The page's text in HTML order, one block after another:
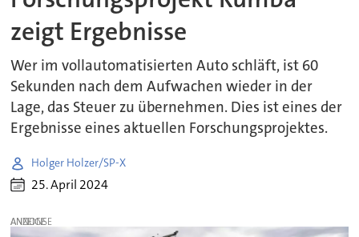
zeigt Ergebnisse
Wer im vollautomatisierten Auto schläft, ist 60
Sekunden nach dem Aufwachen wieder in der
Lage, das Steuer zu übernehmen. Dies ist eines der
Ergebnisse eines aktuellen Forschungsprojektes.
Holger Holzer/SP-X
25. April 2024
ANZEIGE